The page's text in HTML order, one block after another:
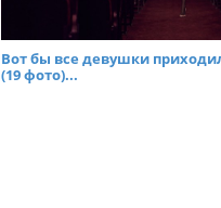
Вот бы все девушки
(19 фото)...